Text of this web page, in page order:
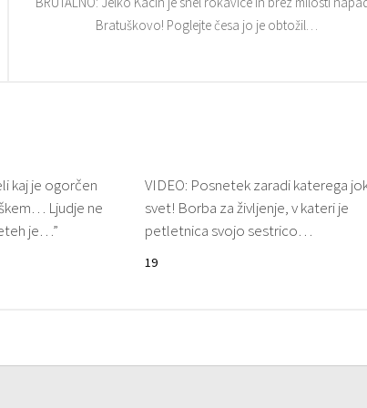
Bratuškovo! Poglejte česa jo je obtožil…
kaj je ogorčen
Ljudje ne
je…”
VIDEO: Posnetek zaradi katerega
svet! Borba za življenje, v kateri je
petletnica svojo sestrico…
19